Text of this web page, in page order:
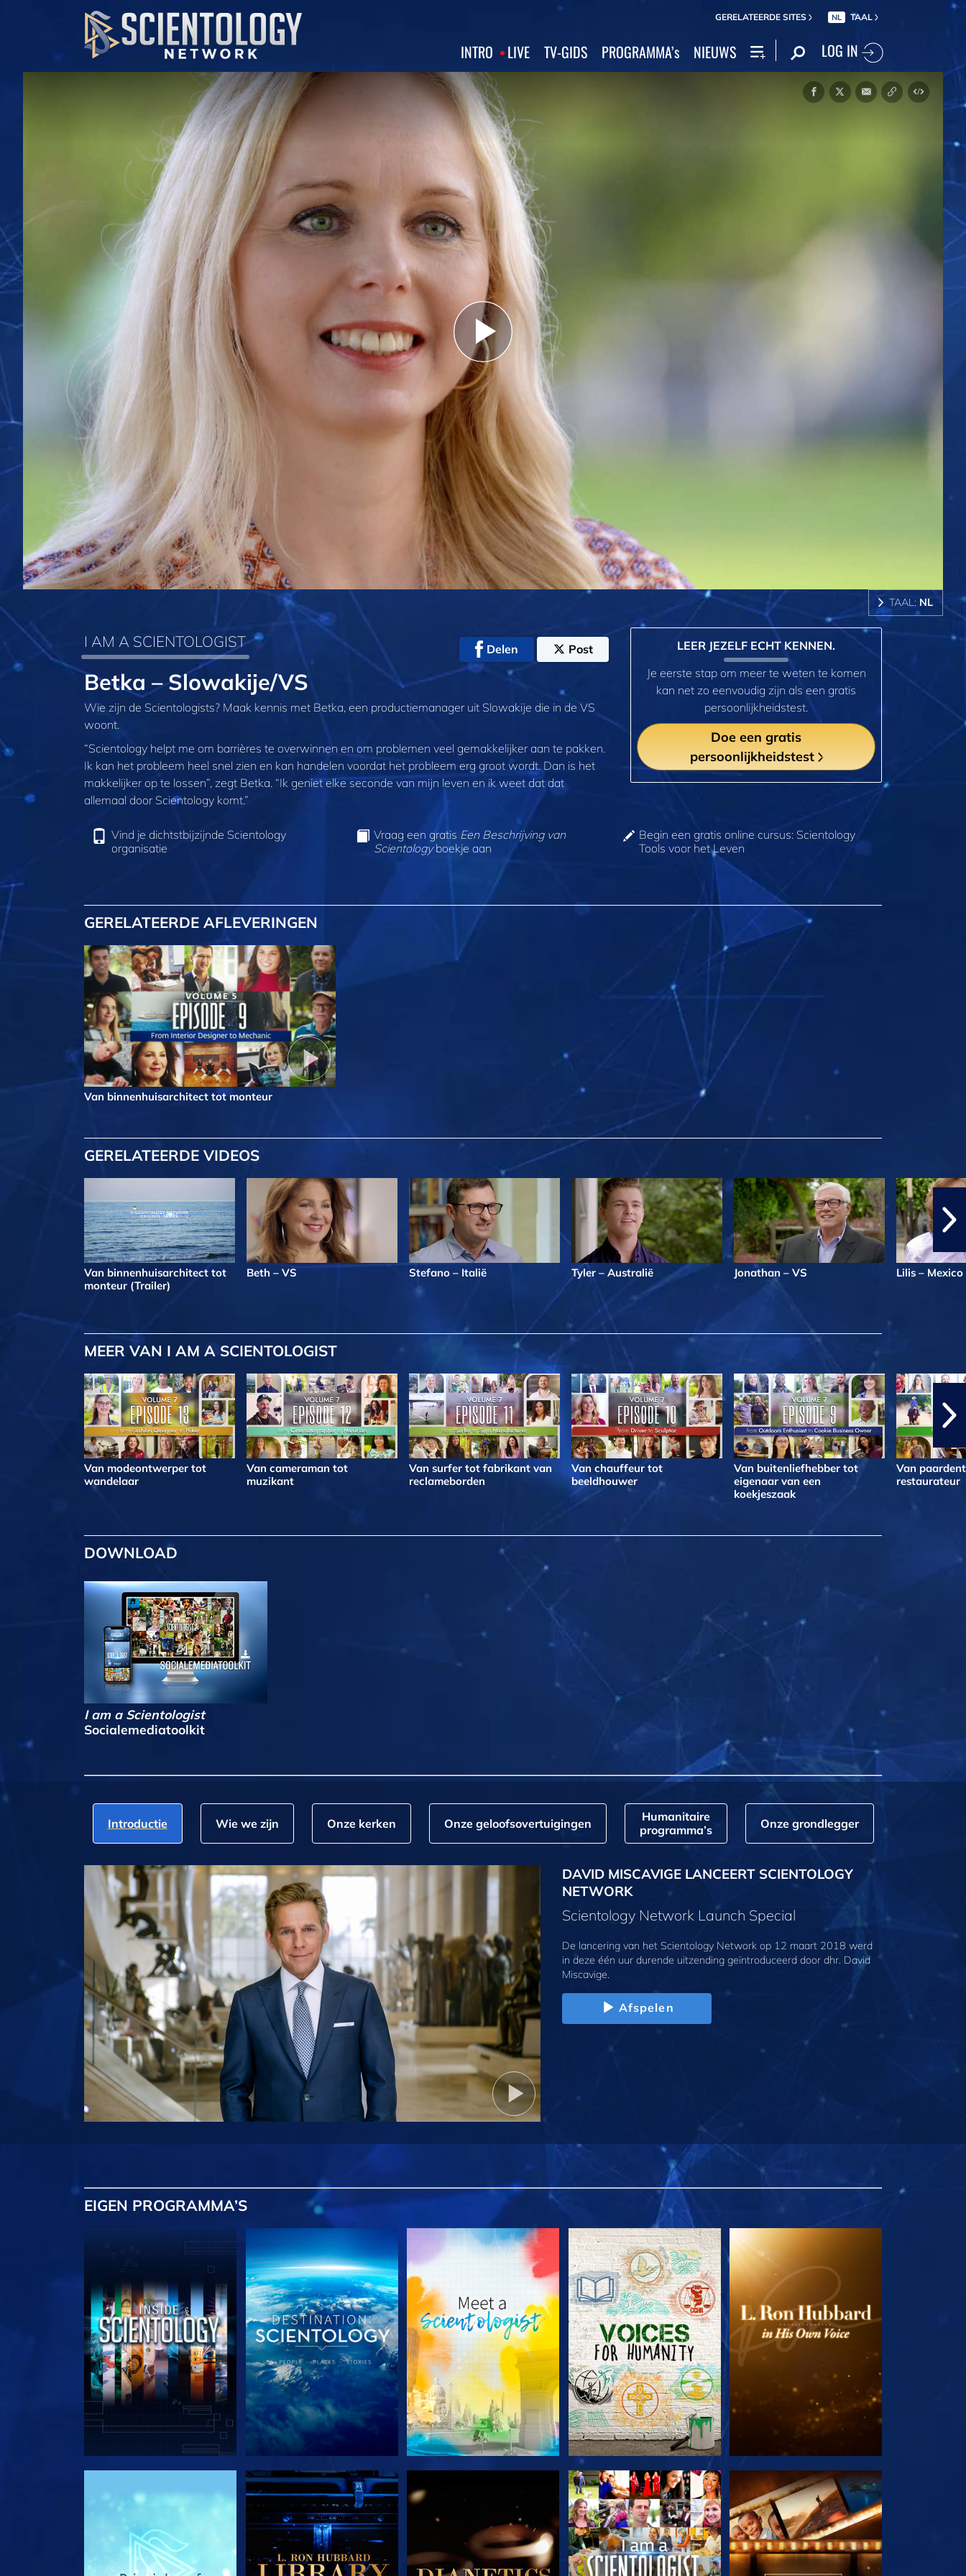
GERELATEERDE SITES NL TAAL
INTRO LIVE TV‑GIDS PROGRAMMA’s NIEUWS LOG IN
Play
Video
TAAL: NL
I AM A SCIENTOLOGIST Delen Post
Betka – Slowakije/VS
Wie zijn de Scientologists? Maak kennis met Betka, een productie­manager uit Slowakije die in de VS
woont.
“Scientology helpt me om barrières te overwinnen en om problemen veel gemakkelijker aan te pakken.
Ik kan het probleem heel snel zien en kan handelen voordat het probleem erg groot wordt. Dan is het
makkelijker op te lossen”, zegt Betka. “Ik geniet elke seconde van mijn leven en ik weet dat dat
allemaal door Scientology komt.”
LEER JEZELF ECHT KENNEN.
Je eerste stap om meer te weten te komen
kan net zo eenvoudig zijn als een gratis
persoonlijkheidstest.
Doe een gratis
persoonlijkheidstest
Vind je dichtstbijzijnde Scientology
organisatie
Vraag een gratis Een Beschrijving van
Scientologyboekje aan
Begin een gratis online cursus: Scientology
Tools voor het Leven
GERELATEERDE AFLEVERINGEN
Van binnenhuis­architect tot monteur
GERELATEERDE VIDEOS
Van binnenhuis­architect tot
monteur (Trailer)
Beth – VS Stefano – Italië Tyler – Australië Jonathan – VS Lilis – Mexico
MEER VAN I AM A SCIENTOLOGIST
Van modeontwerper tot
wandelaar
Van cameraman tot
muzikant
Van surfer tot fabrikant van
reclameborden
Van chauffeur tot
beeldhouwer
Van buitenliefhebber tot
eigenaar van een
koekjeszaak
Van
restaurateur
DOWNLOAD
I am a Scientologist
Socialemediatoolkit
Introductie Wie we zijn Onze kerken Onze geloofs­overtuigingen
Humanitaire
programma’s
Onze grondlegger
DAVID MISCAVIGE LANCEERT SCIENTOLOGY
NETWORK
Scientology Network Launch Special
De lancering van het Scientology Network op 12 maart 2018 werd
in deze één uur durende uitzending geïntroduceerd door dhr. David
Miscavige.
Afspelen
EIGEN PROGRAMMA’S
VERKEN DE SERIE VERKEN DE SERIE VERKEN DE SERIE VERKEN DE SERIE VERKEN DE SERIE